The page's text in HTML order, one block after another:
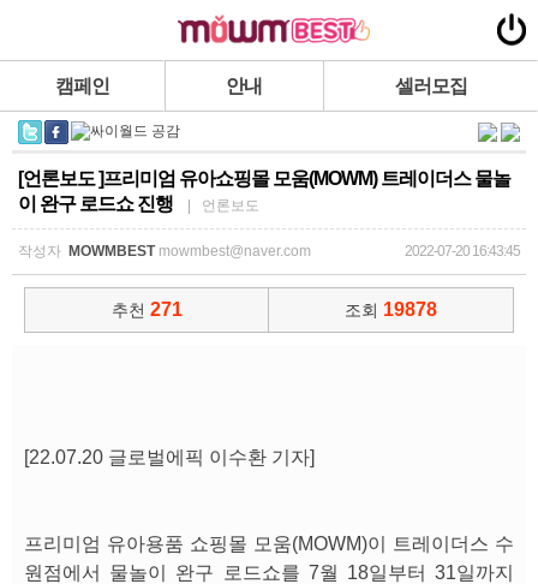
캠페인 안내 셀러모집
[언론보도 ]프리미엄 유아쇼핑몰 모움(MOWM) 트레이더스 물놀
이 완구 로드쇼 진행
| 언론보도
작성자 MOWMBESTmowmbest@naver.com 2022-07-20 16:43:45
추천 271 조회 19878
[22.07.20 글로벌에픽 이수환 기자]
프리미엄 유아용품 쇼핑몰 모움(MOWM)이 트레이더스 수
원점에서 물놀이 완구 로드쇼를 7월 18일부터 31일까지